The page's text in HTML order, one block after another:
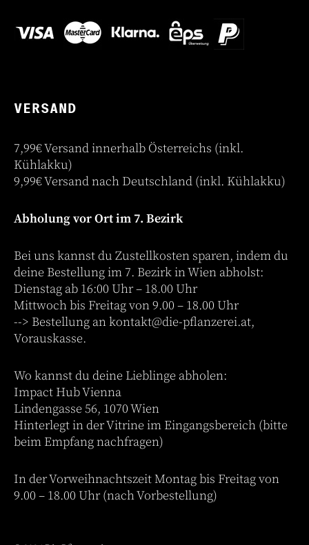
VERSAND
7,99€ Versand innerhalb Österreichs (inkl.
Kühlakku)
9,99€ Versand nach Deutschland (inkl. Kühlakku)
Abholung vor Ort im 7. Bezirk
Bei uns kannst du Zustellkosten sparen, indem du
deine Bestellung im 7. Bezirk in Wien abholst:
Dienstag ab 16:00 Uhr – 18.00 Uhr
Mittwoch bis Freitag von 9.00 – 18.00 Uhr
--> Bestellung ankontakt@die-pflanzerei.at,
Vorauskasse.
Wo kannst du deine Lieblinge abholen:
Impact Hub Vienna
Lindengasse 56, 1070 Wien
Hinterlegt in der Vitrine im Eingangsbereich (bitte
beim Empfang nachfragen)
In der Vorweihnachtszeit Montag bis Freitag von
9.00 – 18.00 Uhr (nach Vorbestellung)